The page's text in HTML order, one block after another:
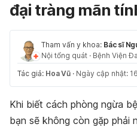
đại tràng mãn
Tham vấn y khoa: Bác sĩ
Nội tổng quát · Bệnh Viện
Tác giả: Hoa Vũ · Ngày cập nhật:
Khi biết cách phòng ngừa
bạn sẽ không còn gặp phải